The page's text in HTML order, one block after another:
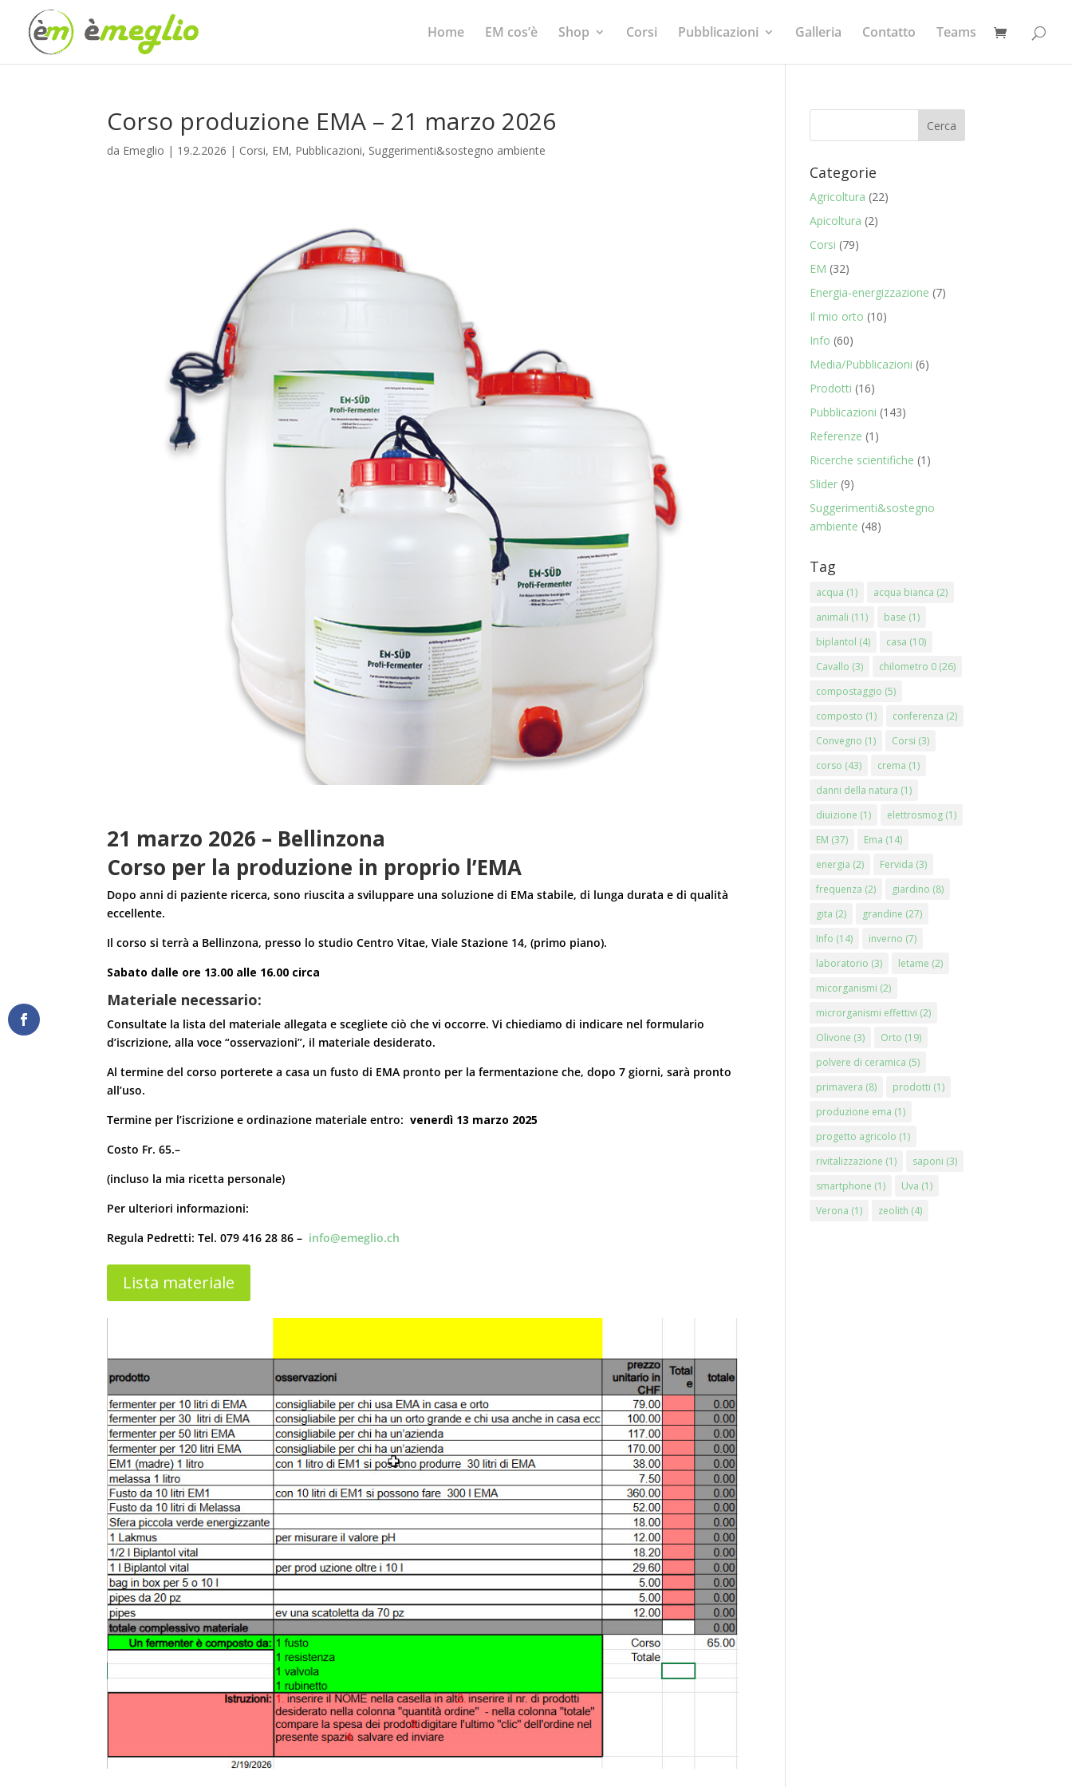
Home EM cos’è Shop Corsi Pubblicazioni Galleria Contatto Teams
Corso produzione EMA – 21 marzo 2026
da Emeglio | 19.2.2026 | Corsi, EM, Pubblicazioni, Suggerimenti&sostegno ambiente
21 marzo 2026 – Bellinzona
Corso per la produzione in proprio l’EMA
Dopo anni di paziente ricerca, sono riuscita a sviluppare una soluzione di EMa stabile, di lunga durata e di qualità
eccellente.
Il corso si terrà a Bellinzona, presso lo studio Centro Vitae, Viale Stazione 14, (primo piano).
Sabato dalle ore 13.00 alle 16.00 circa
Materiale necessario:
Consultate la lista del materiale allegata e scegliete ciò che vi occorre. Vi chiediamo di indicare nel formulario
d’iscrizione, alla voce “osservazioni”, il materiale desiderato.
Al termine del corso porterete a casa un fusto di EMA pronto per la fermentazione che, dopo 7 giorni, sarà pronto
all’uso.
Termine per l’iscrizione e ordinazione materiale entro: venerdì 13 marzo 2025
Costo Fr. 65.–
(incluso la mia ricetta personale)
Per ulteriori informazioni:
Regula Pedretti: Tel. 079 416 28 86 – info@emeglio.ch
Lista materiale
Categorie
Agricoltura (22)
Apicoltura (2)
Corsi (79)
EM (32)
Energia-energizzazione (7)
Il mio orto (10)
Info (60)
Media/Pubblicazioni (6)
Prodotti (16)
Pubblicazioni (143)
Referenze (1)
Ricerche scientifiche (1)
Slider (9)
Suggerimenti&sostegno
ambiente (48)
Tag
acqua (1) acqua bianca (2)
animali (11) base (1)
biplantol (4) casa (10)
Cavallo (3) chilometro 0 (26)
compostaggio (5)
composto (1) conferenza (2)
Convegno (1) Corsi (3)
corso (43) crema (1)
danni della natura (1)
diuizione (1) elettrosmog (1)
EM (37) Ema (14)
energia (2) Fervida (3)
frequenza (2) giardino (8)
gita (2) grandine (27)
Info (14) inverno (7)
laboratorio (3) letame (2)
micorganismi (2)
microrganismi effettivi (2)
Olivone (3) Orto (19)
polvere di ceramica (5)
primavera (8) prodotti (1)
produzione ema (1)
progetto agricolo (1)
rivitalizzazione (1) saponi (3)
smartphone (1) Uva (1)
Verona (1) zeolith (4)